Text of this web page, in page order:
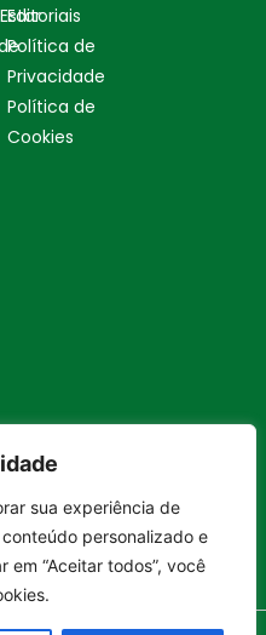
sua experiência de
personalizado e
em “Aceitar todos”, você
Editoriais
Política de
Privacidade
Política de
Cookies